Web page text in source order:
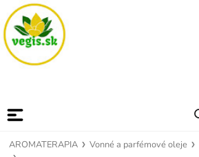
AROMATERAPIA Vonné a parfémové oleje